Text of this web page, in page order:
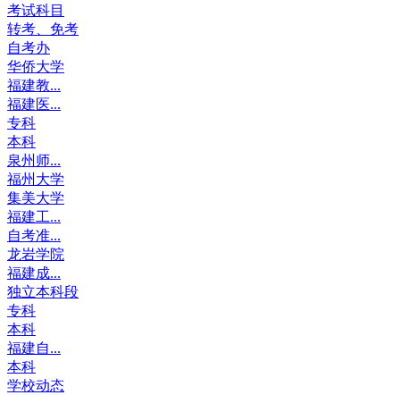
考试科目
转考、免考
自考办
华侨大学
福建教...
福建医...
专科
本科
泉州师...
福州大学
集美大学
福建工...
自考准...
龙岩学院
福建成...
独立本科段
专科
本科
福建自...
本科
学校动态